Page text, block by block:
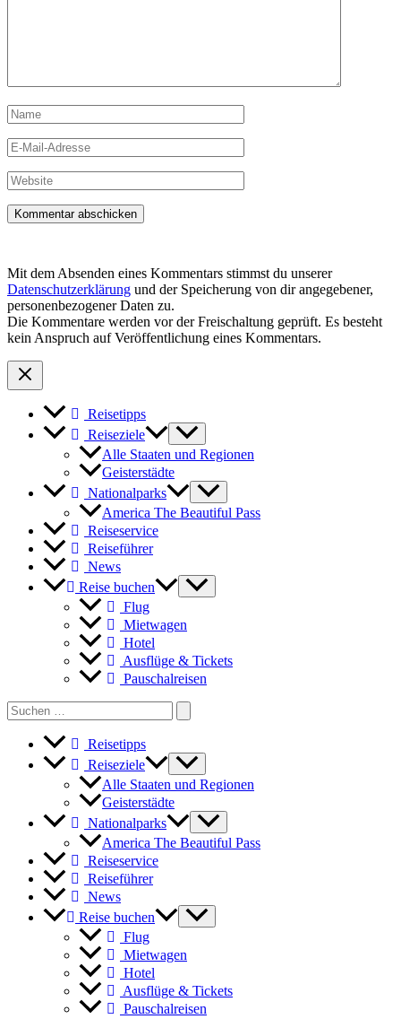
Name
E-
Mail-
Adresse
Website
Mit dem Absenden eines Kommentars stimmst du unserer
Datenschutzerklärung und der Speicherung von dir angegebener,
personenbezogener Daten zu.
Die Kommentare werden vor der Freischaltung geprüft. Es besteht
kein Anspruch auf Veröffentlichung eines Kommentars.
Reisetipps
Reiseziele
Alle Staaten und Regionen
Geisterstädte
Nationalparks
America The Beautiful Pass
Reiseservice
Reiseführer
News
Reise buchen
Flug
Mietwagen
Hotel
Ausflüge & Tickets
Pauschalreisen
Search
for:
Reisetipps
Reiseziele
Alle Staaten und Regionen
Geisterstädte
Nationalparks
America The Beautiful Pass
Reiseservice
Reiseführer
News
Reise buchen
Flug
Mietwagen
Hotel
Ausflüge & Tickets
Pauschalreisen